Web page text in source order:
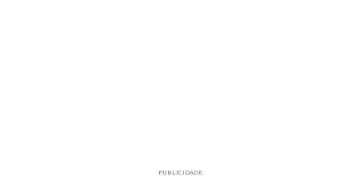
PUBLICIDADE